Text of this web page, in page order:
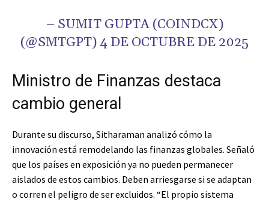
– SUMIT GUPTA (COINDCX)
(@SMTGPT) 4 DE OCTUBRE DE 2025
Ministro de Finanzas destaca
cambio general
Durante su discurso, Sitharaman analizó cómo la
innovación está remodelando las finanzas globales. Señaló
que los países en exposición ya no pueden permanecer
aislados de estos cambios. Deben arriesgarse si se adaptan
o corren el peligro de ser excluidos. “El propio sistema